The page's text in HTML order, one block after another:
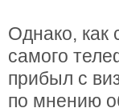
Однако, как
самого
прибыл с
по мнению